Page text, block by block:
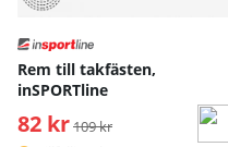
Rem till takfästen,
inSPORTline
82 kr Ordinarie pris:
109 kr